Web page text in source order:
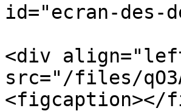
id="ecran-des-
<div
src="/files/
<figcaption></